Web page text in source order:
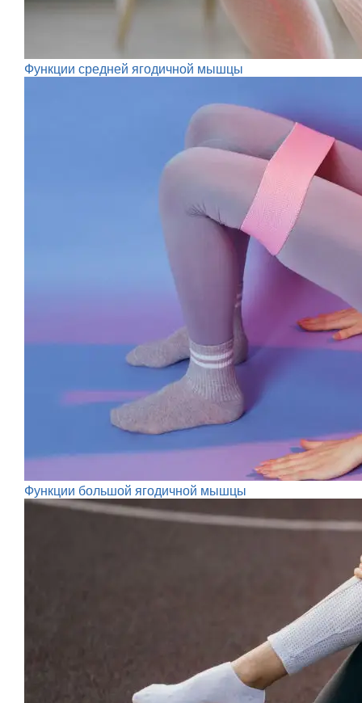
Функции средней ягодичной мышцы
Функции большой ягодичной мышцы